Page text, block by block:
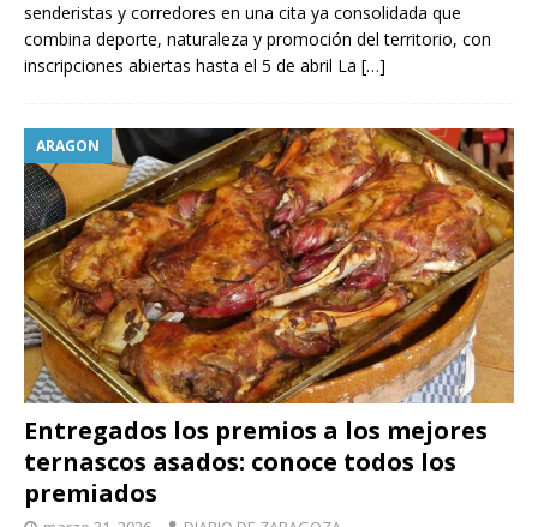
senderistas y corredores en una cita ya consolidada que
combina deporte, naturaleza y promoción del territorio, con
inscripciones abiertas hasta el 5 de abril La […]
ARAGON
Entregados los premios a los mejores
ternascos asados: conoce todos los
premiados